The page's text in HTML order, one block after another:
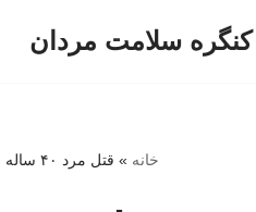
کنگره سلامت مردان
خانه » قتل مرد ۴۰ ساله به دست پسر مست ۲۰ ساله/ «اصلا یادم نمی‌آید ، برای چه اینجا هستم»